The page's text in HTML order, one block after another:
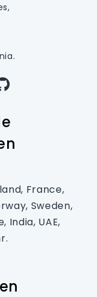
France,
Sweden,
India, UAE,